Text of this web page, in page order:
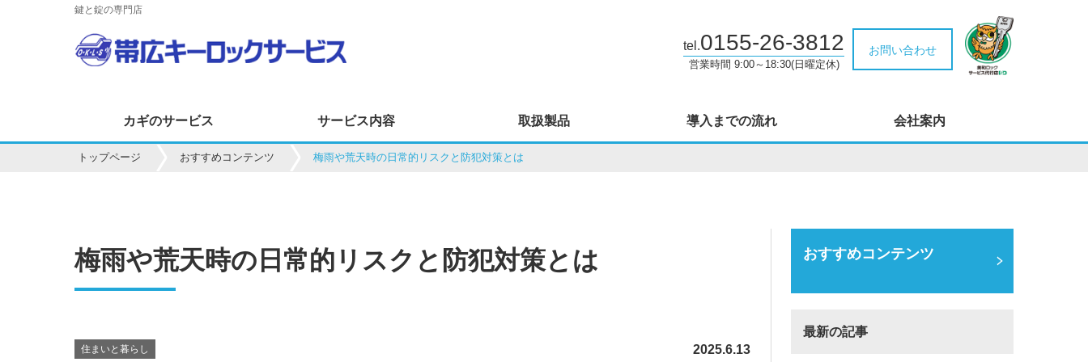
鍵と錠の専門店
tel.0155-26-3812
営業時間 9:00～18:30(日曜定休)
お問い合わせ
カギのサービス サービス内容 取扱製品 導入までの流れ 会社案内
トップページ おすすめコンテンツ 梅雨や荒天時の日常的リスクと防犯対策とは
梅雨や荒天時の日常的リスクと防犯対策とは
住まいと暮らし 2025.6.13
おすすめコンテンツ
最新の記事